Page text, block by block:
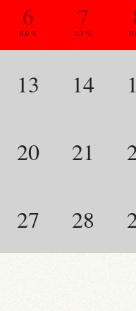
6
0.0 %
7
0.3 %
13 14
20 21
27 28